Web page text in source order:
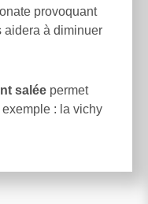
provoquant
aidera à diminuer
salée permet
: la vichy